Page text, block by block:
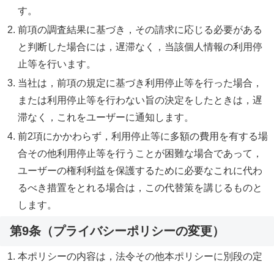
す。
前項の調査結果に基づき，その請求に応じる必要がある
と判断した場合には，遅滞なく，当該個人情報の利用停
止等を行います。
当社は，前項の規定に基づき利用停止等を行った場合，
または利用停止等を行わない旨の決定をしたときは，遅
滞なく，これをユーザーに通知します。
前2項にかかわらず，利用停止等に多額の費用を有する場
合その他利用停止等を行うことが困難な場合であって，
ユーザーの権利利益を保護するために必要なこれに代わ
るべき措置をとれる場合は，この代替策を講じるものと
します。
第9条（プライバシーポリシーの変更）
本ポリシーの内容は，法令その他本ポリシーに別段の定